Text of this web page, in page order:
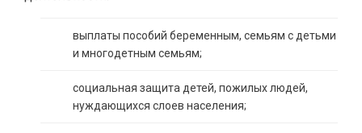
выплаты пособий беременным, семьям с детьми
и многодетным семьям;
социальная защита детей, пожилых людей,
нуждающихся слоев населения;